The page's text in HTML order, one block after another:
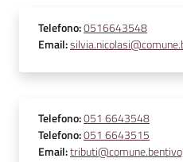
Telefono:0516643548
Email:
Telefono:051 6643548
Telefono:051 6643515
Email: